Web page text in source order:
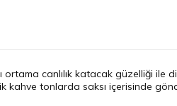
canlılık katacak güzelliği ile
tonlarda saksı içerisinde